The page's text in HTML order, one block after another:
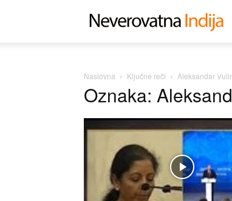
Naslovna Ključne reči Aleksandar
Oznaka: